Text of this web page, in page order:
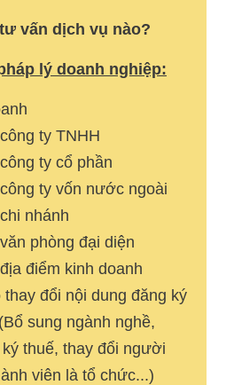
vấn dịch vụ nào?
lý doanh nghiệp:
ty TNHH
ty cổ phần
ty vốn nước ngoài
nhánh
phòng đại diện
điểm kinh doanh
thay đổi nội dung đăng ký
sung ngành nghề,
thuế, thay đổi người
viên là tổ chức...)